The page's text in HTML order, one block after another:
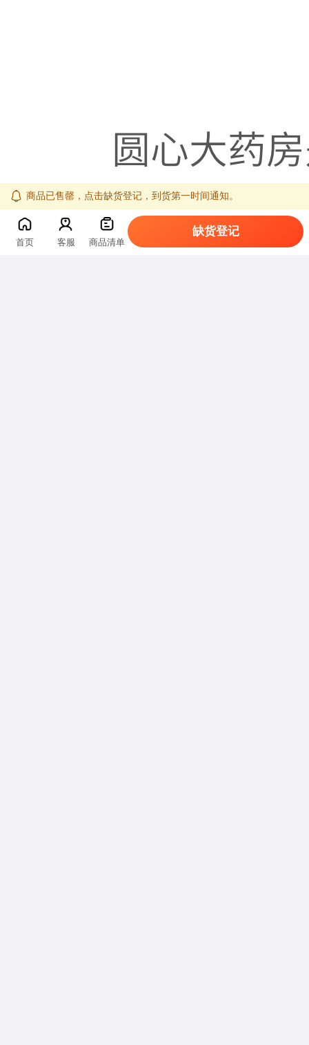
商品已售罄，点击缺货登记，到货第一时间通知。
首页 客服 商品清单
缺货登记